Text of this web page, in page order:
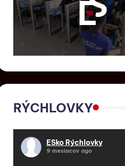
RÝCHLOVKY
ESko Rýchlovky
9 mesiacov ago